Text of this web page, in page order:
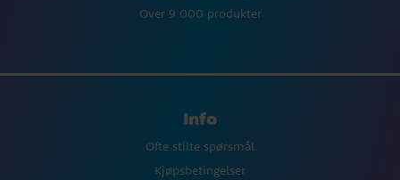
Over 9 000 produkter
Info
Ofte stilte spørsmål
Kjøpsbetingelser